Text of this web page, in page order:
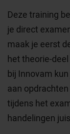
Deze training
je direct
maak je eerst
het theorie-
bij Innovam
aan
tijdens het
handelingen